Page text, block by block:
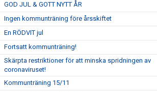
GOD JUL & GOTT NYTT ÅR
Ingen kommunträning före årsskiftet
En RÖDVIT jul
Fortsatt kommunträning!
Skärpta restriktioner för att minska spridningen av
coronaviruset!
Kommunträning 15/11